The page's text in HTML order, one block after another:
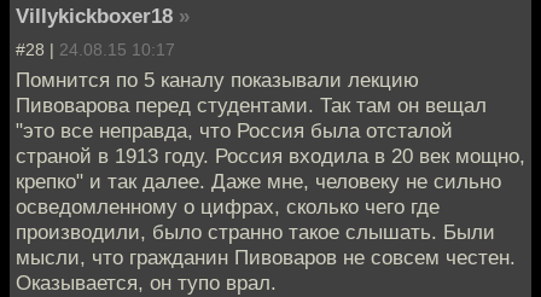
Villykickboxer18 »
#28 | 24.08.15 10:17
Помнится по 5 каналу показывали лекцию
Пивоварова перед студентами. Так там он вещал
"это все неправда, что Россия была отсталой
страной в 1913 году. Россия входила в 20 век мощно,
крепко" и так далее. Даже мне, человеку не сильно
осведомленному о цифрах, сколько чего где
производили, было странно такое слышать. Были
мысли, что гражданин Пивоваров не совсем честен.
Оказывается, он тупо врал.